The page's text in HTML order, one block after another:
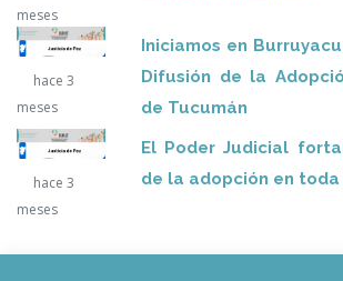
meses
hace 3
meses
Iniciamos en
Difusión de la
de Tucumán
hace 3
meses
El Poder Judicial
de la adopción en